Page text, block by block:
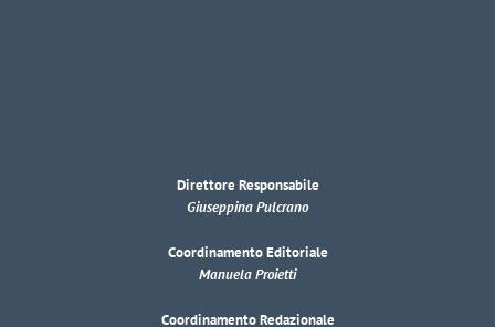
Direttore Responsabile
Giuseppina Pulcrano
Coordinamento Editoriale
Manuela Proietti
Coordinamento Redazionale